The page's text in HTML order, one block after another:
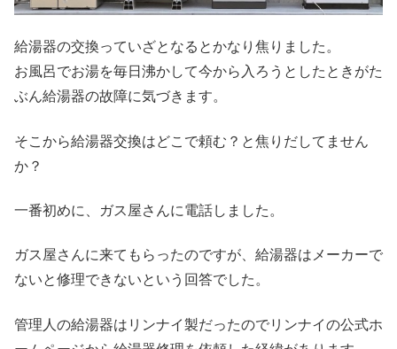
給湯器の交換っていざとなるとかなり焦りました。
お風呂でお湯を毎日沸かして今から入ろうとしたときがた
ぶん給湯器の故障に気づきます。
そこから給湯器交換はどこで頼む？と焦りだしてません
か？
一番初めに、ガス屋さんに電話しました。
ガス屋さんに来てもらったのですが、給湯器はメーカーで
ないと修理できないという回答でした。
管理人の給湯器はリンナイ製だったのでリンナイの公式ホ